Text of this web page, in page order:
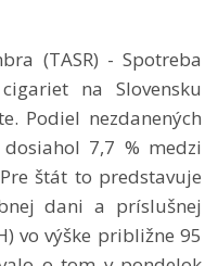
(TASR) - Spotreba
na Slovensku
Podiel nezdanených
7,7 % medzi
štát to predstavuje
dani a príslušnej
vo výške približne 95